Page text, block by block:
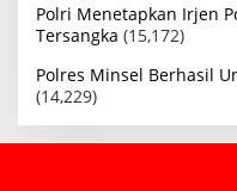
Polri Menetapkan Irjen
Tersangka (15,172)
Polres Minsel Berhasil
(14,229)